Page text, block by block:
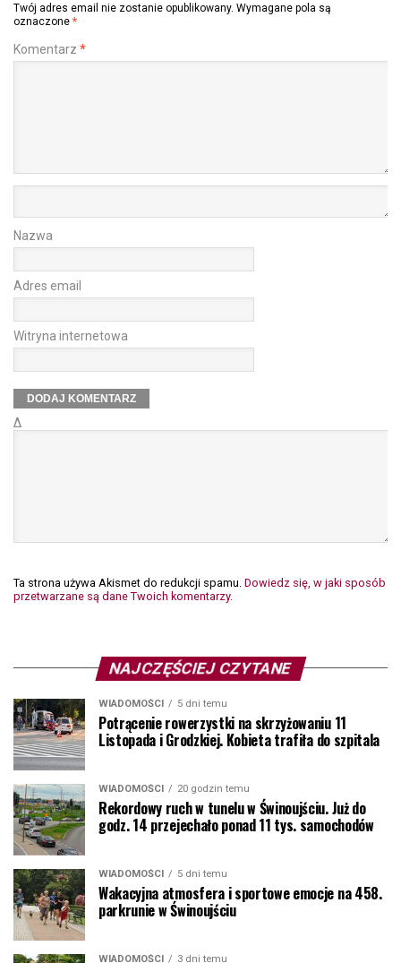
Twój adres email nie zostanie opublikowany. Wymagane pola są
oznaczone *
Komentarz *
Nazwa
Adres email
Witryna internetowa
Δ
Ta strona używa Akismet do redukcji spamu. Dowiedz się, w jaki sposób
przetwarzane są dane Twoich komentarzy.
NAJCZĘŚCIEJ CZYTANE
WIADOMOŚCI 5 dni temu
Potrącenie rowerzystki na skrzyżowaniu 11
Listopada i Grodzkiej. Kobieta trafiła do szpitala
WIADOMOŚCI 20 godzin temu
Rekordowy ruch w tunelu w Świnoujściu. Już do
godz. 14 przejechało ponad 11 tys. samochodów
WIADOMOŚCI 5 dni temu
Wakacyjna atmosfera i sportowe emocje na 458.
parkrunie w Świnoujściu
WIADOMOŚCI 3 dni temu